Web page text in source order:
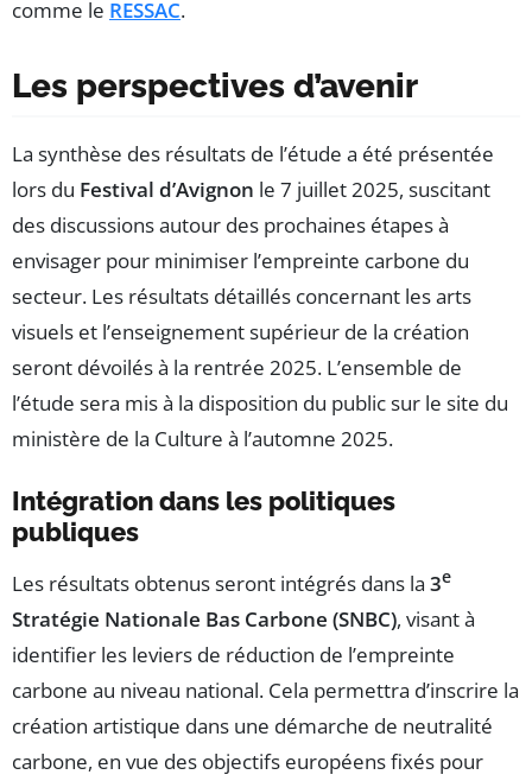
comme le RESSAC.
Les perspectives d’avenir
La synthèse des résultats de l’étude a été présentée
lors du Festival d’Avignon le 7 juillet 2025, suscitant
des discussions autour des prochaines étapes à
envisager pour minimiser l’empreinte carbone du
secteur. Les résultats détaillés concernant les arts
visuels et l’enseignement supérieur de la création
seront dévoilés à la rentrée 2025. L’ensemble de
l’étude sera mis à la disposition du public sur le site du
ministère de la Culture à l’automne 2025.
Intégration dans les politiques
publiques
Les résultats obtenus seront intégrés dans la 3e
Stratégie Nationale Bas Carbone (SNBC), visant à
identifier les leviers de réduction de l’empreinte
carbone au niveau national. Cela permettra d’inscrire la
création artistique dans une démarche de neutralité
carbone, en vue des objectifs européens fixés pour